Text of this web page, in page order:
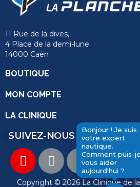
Bonjour ! Je suis
votre expert
nautique.
Comment puis-je
vous aider
aujourd'hui ?
11 Rue de la dives,
4 Place de la demi-lune
14000 Caen
BOUTIQUE
MON COMPTE
LA CLINIQUE
SUIVEZ-NOUS
Copyright © 2026 La Clinique de